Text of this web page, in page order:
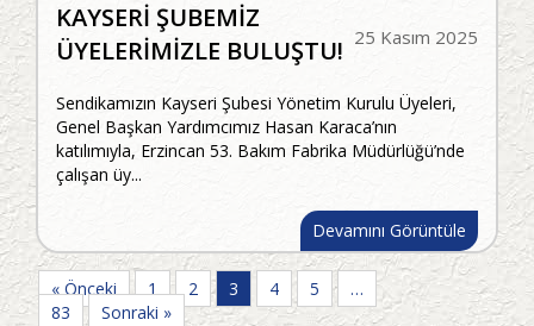
25 Kasım 2025
KAYSERİ ŞUBEMİZ
ÜYELERİMİZLE BULUŞTU!
Sendikamızın Kayseri Şubesi Yönetim Kurulu Üyeleri,
Genel Başkan Yardımcımız Hasan Karaca’nın
katılımıyla, Erzincan 53. Bakım Fabrika Müdürlüğü’nde
çalışan üy...
Devamını Görüntüle
« Önceki 1 2 3 4 5
…
83
Sonraki »